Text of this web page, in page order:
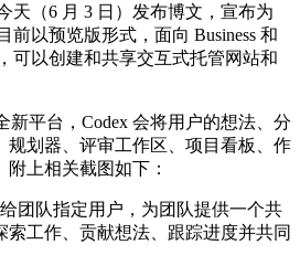
天（6 月 3 日）发布博文，宣布为
前以预览版形式，面向 Business 和
可以创建和共享交互式托管网站和
新平台，Codex 会将用户的想法、分
规划器、评审工作区、项目看板、作
上相关截图如下：
团队指定用户，为团队提供一个共
索工作、贡献想法、跟踪进度并共同